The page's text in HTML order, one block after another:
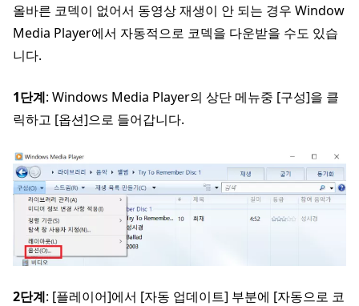
올바른 코덱이 없어서 동영상 재생이 안 되는 경우 Window
Media Player에서 자동적으로 코덱을 다운받을 수도 있습
니다.
1단계: Windows Media Player의 상단 메뉴중 [구성]을 클
릭하고 [옵션]으로 들어갑니다.
2단계: [플레이어]에서 [자동 업데이트] 부분에 [자동으로 코